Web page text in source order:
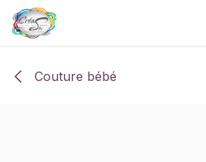
Se rendre au contenu
Couture bébé